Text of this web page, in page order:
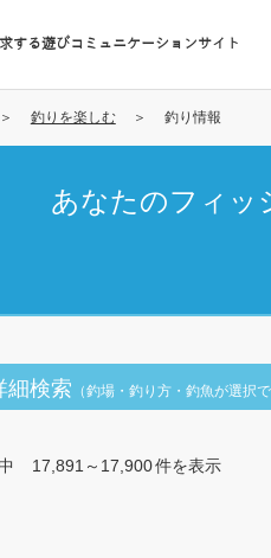
する遊びコミュニケーションサイト
釣りを楽しむ 釣り情報
あなたのフィッ
細検索 （釣場・釣り方・釣魚が選択で
17,891～17,900件を表示